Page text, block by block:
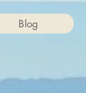
Blog